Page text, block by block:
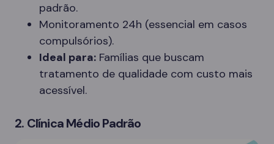
padrão.
Monitoramento 24h (essencial em casos
compulsórios).
Ideal para: Famílias que buscam
tratamento de qualidade com custo mais
acessível.
2. Clínica Médio Padrão